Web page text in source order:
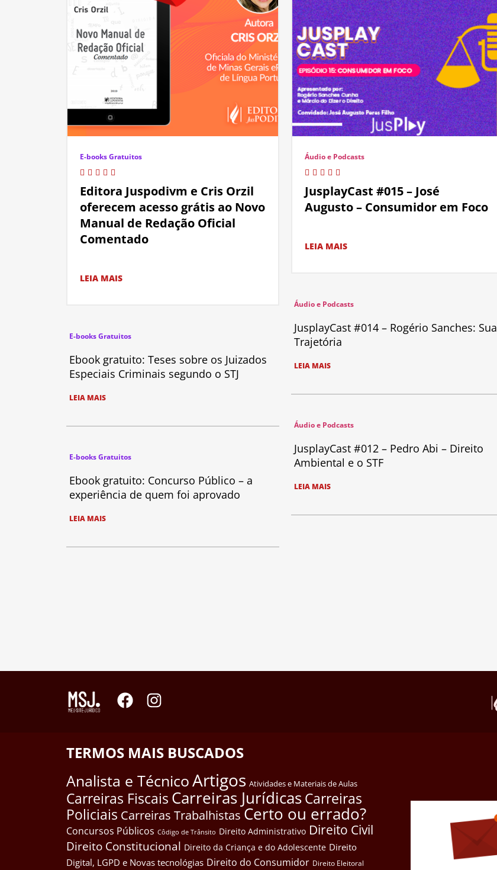
E-books Gratuitos
Editora Juspodivm e Cris Orzil
oferecem acesso grátis ao Novo
Manual de Redação Oficial
Comentado
LEIA MAIS
E-books Gratuitos
Ebook gratuito: Teses sobre os Juizados
Especiais Criminais segundo o STJ
LEIA MAIS
E-books Gratuitos
Ebook gratuito: Concurso Público – a
experiência de quem foi aprovado
LEIA MAIS
Áudio e Podcasts
JusplayCast #015 – José
Augusto – Consumidor em Foco
LEIA MAIS
Áudio e Podcasts
JusplayCast #014 – Rogério Sanches: Sua
Trajetória
LEIA MAIS
Áudio e Podcasts
JusplayCast #012 – Pedro Abi – Direito
Ambiental e o STF
LEIA MAIS
TERMOS MAIS BUSCADOS
Analista e TécnicoArtigos Atividades e Materiais de Aulas
Carreiras Fiscais Carreiras JurídicasCarreiras
Policiais Carreiras Trabalhistas Certo ou errado?
Concursos Públicos Côdigo de Trânsito Direito Administrativo Direito Civil
Direito Constitucional Direito da Criança e do Adolescente Direito
Digital, LGPD e Novas tecnológias Direito do Consumidor Direito Eleitoral